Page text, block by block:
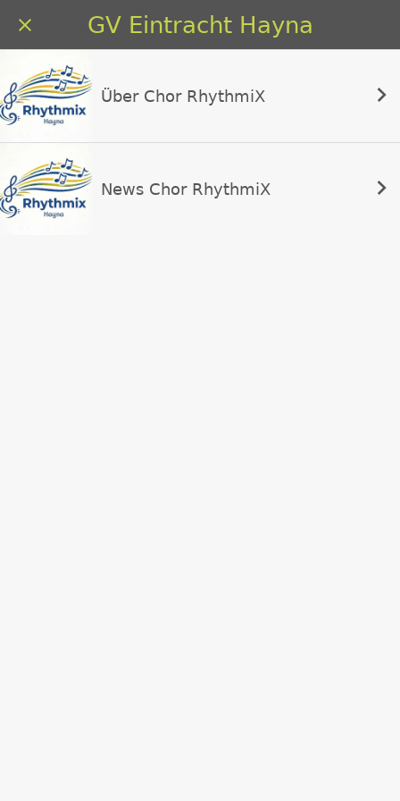
GV Eintracht Hayna
Über Chor RhythmiX
News Chor RhythmiX